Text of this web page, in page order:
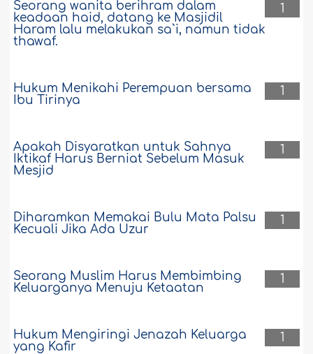
1
Seorang wanita berihram dalam
keadaan haid, datang ke Masjidil
Haram lalu melakukan sa`i, namun tidak
thawaf.
1
Hukum Menikahi Perempuan bersama
Ibu Tirinya
1
Apakah Disyaratkan untuk Sahnya
Iktikaf Harus Berniat Sebelum Masuk
Mesjid
1
Diharamkan Memakai Bulu Mata Palsu
Kecuali Jika Ada Uzur
1
Seorang Muslim Harus Membimbing
Keluarganya Menuju Ketaatan
1
Hukum Mengiringi Jenazah Keluarga
yang Kafir